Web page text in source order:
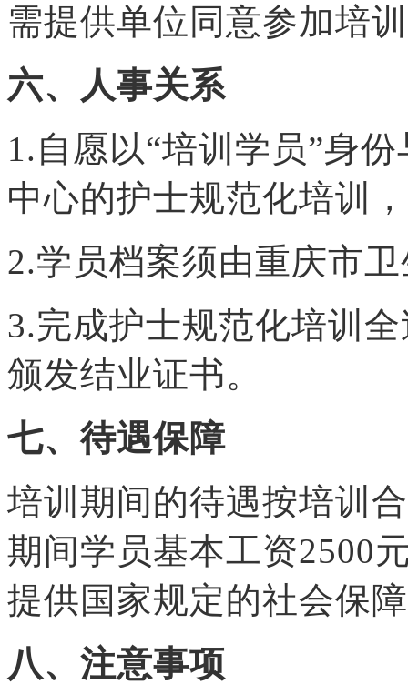
需提供单位同意参加培
六、人事关系
1.自愿以“培训学员”身
中心的护士规范化培训
2.学员档案须由重庆市
3.完成护士规范化培训
颁发结业证书。
七、待遇保障
培训期间的待遇按培训
期间学员基本工资2500
提供国家规定的社会保
八、注意事项